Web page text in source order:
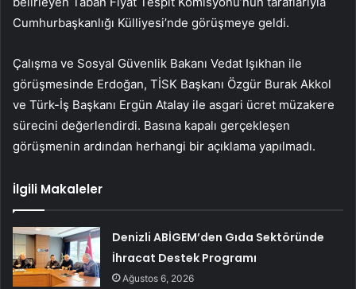
Cumhurbaşkanlığı Külliyesi’nde görüşmeye geldi.
Çalışma ve Sosyal Güvenlik Bakanı Vedat Işıkhan ile
görüşmesinde Erdoğan, TİSK Başkanı Özgür Burak Akkol
ve Türk-İş Başkanı Ergün Atalay ile asgari ücret müzakere
sürecini değerlendirdi. Basına kapalı gerçekleşen
görüşmenin ardından herhangi bir açıklama yapılmadı.
İlgili Makaleler
Denizli ABİGEM’den Gıda Sektöründe
İhracat Destek Programı
Ağustos 6, 2026